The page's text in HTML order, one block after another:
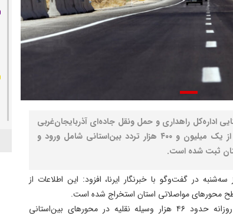
اداره‌کل راهداری و حمل‌ ونقل جاده‌ای آذربایجان‌غربی
گفت: در یک ماه گذشته بیش از یک میلیون و ۴۰۰ هزار تردد بین‌استانی شامل ورود و
ثبت شده است.
در گفت‌وگو با خبرنگار ایرنا، افزود: این اطلاعات از
محورهای مواصلاتی استان استخراج شده است.
وی با بیان اینکه به‌طور میانگین روزانه حدود ۴۶ هزار وسیله نقلیه در محورهای بین‌استانی